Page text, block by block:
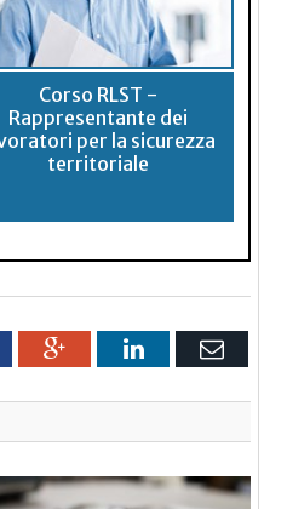
Corso RLST -
Rappresentante dei
per la sicurezza
territoriale
Google+LinkedInEmail